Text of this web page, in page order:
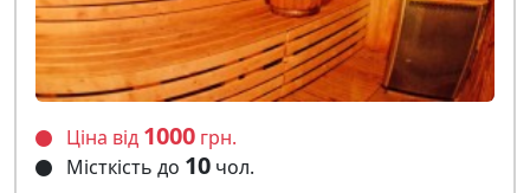
Ціна від 1000 грн.
Місткість до 10 чол.